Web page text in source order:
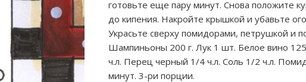
готовьте еще пару минут. Снова положите
до кипения. Накройте крышкой и убавьте
Украсьте сверху помидорами, петрушкой и
Шампиньоны 200 г. Лук 1 шт. Белое вино
ч.л. Перец черный 1/4 ч.л. Соль 1/2 ч.л.
минут. 3-ри порции.